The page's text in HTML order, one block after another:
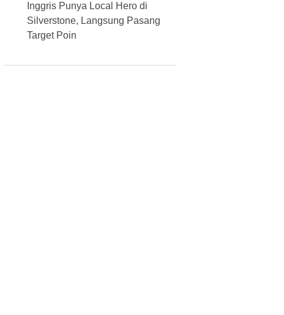
Inggris Punya Local Hero di
Silverstone, Langsung Pasang
Target Poin